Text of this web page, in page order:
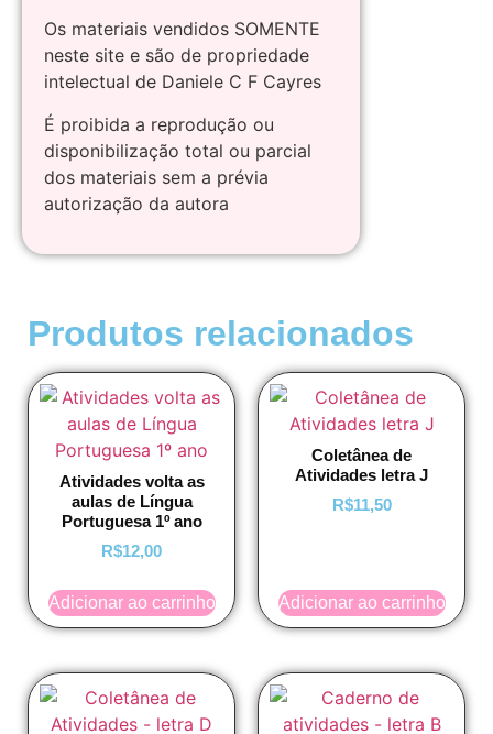
Os materiais vendidos SOMENTE
neste site e são de propriedade
intelectual de Daniele C F Cayres
É proibida a reprodução ou
disponibilização total ou parcial
dos materiais sem a prévia
autorização da autora
Produtos relacionados
Atividades volta as
aulas de Língua
Portuguesa 1º ano
R$12,00
Adicionar ao carrinho
Coletânea de
Atividades letra J
R$11,50
Adicionar ao carrinho